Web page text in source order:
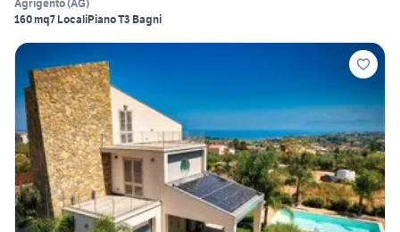
Agrigento(AG)
160 mq7 LocaliPiano T3 Bagni